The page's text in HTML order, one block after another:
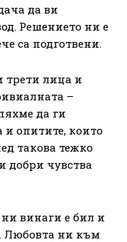
да ви
Решението ни е
са подготвени.
трети лица и
–
да ги
и опитите, които
такова тежко
добри чувства
винаги е бил и
Любовта ни към